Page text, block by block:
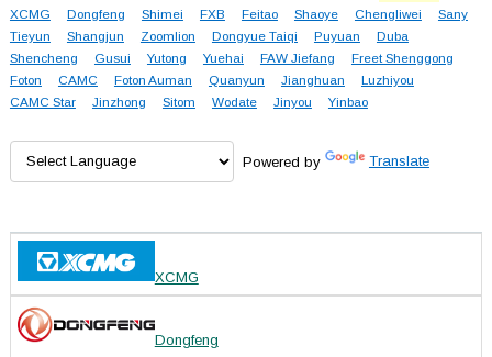
XCMG
Dongfeng Shimei FXB Feitao Shaoye Chengliwei
Sany
Tieyun
Shangjun Zoomlion Dongyue Taiqi Puyuan
Duba
Shencheng
Gusui Yutong Yuehai FAW Jiefang
Freet Shenggong
Foton
CAMC Foton Auman Quanyun Jianghuan
Luzhiyou
CAMC Star
Jinzhong Sitom Wodate Jinyou Yinbao
Powered by Translate
XCMG
Dongfeng